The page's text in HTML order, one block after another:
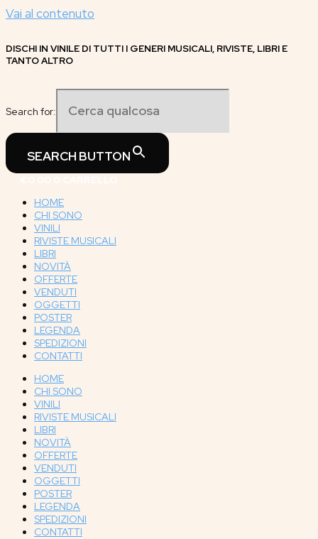
Vai al contenuto
DISCHI IN VINILE DI TUTTI I GENERI MUSICALI, RIVISTE, LIBRI E
TANTO ALTRO
Search for:
SEARCH BUTTON
HOME
CHI SONO
VINILI
RIVISTE MUSICALI
LIBRI
NOVITÀ
OFFERTE
VENDUTI
OGGETTI
POSTER
LEGENDA
SPEDIZIONI
CONTATTI
HOME
CHI SONO
VINILI
RIVISTE MUSICALI
LIBRI
NOVITÀ
OFFERTE
VENDUTI
OGGETTI
POSTER
LEGENDA
SPEDIZIONI
CONTATTI